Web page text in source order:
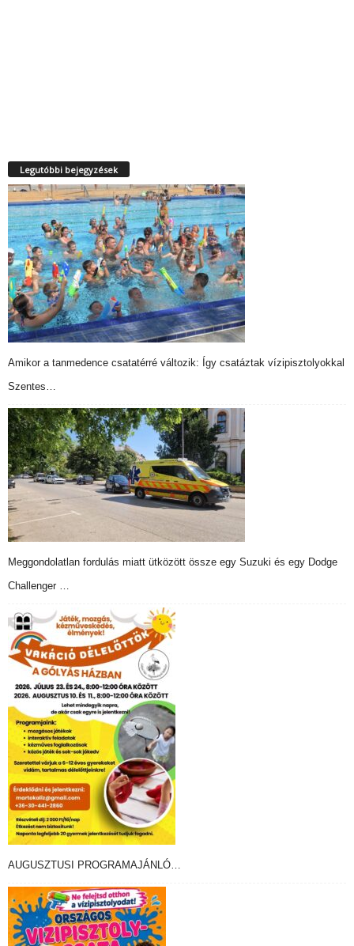
Legutóbbi bejegyzések
Amikor a tanmedence csatatérré változik: Így csatáztak vízipisztolyokkal
Szentes…
Meggondolatlan fordulás miatt ütközött össze egy Suzuki és egy Dodge
Challenger …
AUGUSZTUSI PROGRAMAJÁNLÓ…